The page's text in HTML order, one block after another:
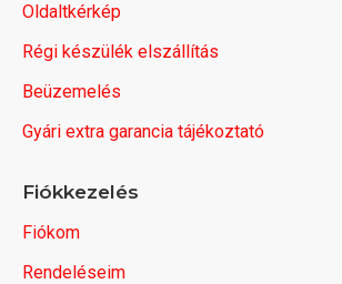
Oldaltkérkép
Régi készülék elszállítás
Beüzemelés
Gyári extra garancia tájékoztató
Fiókkezelés
Fiókom
Rendeléseim